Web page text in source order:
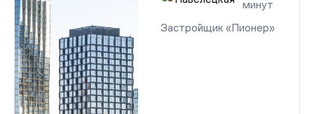
минут
Застройщик «Пионер»